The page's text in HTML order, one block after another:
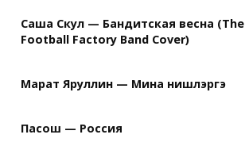
Саша Скул — Бандитская весна (The
Football Factory Band Cover)
Марат Яруллин — Мина нишлэргэ
Пасош — Россия